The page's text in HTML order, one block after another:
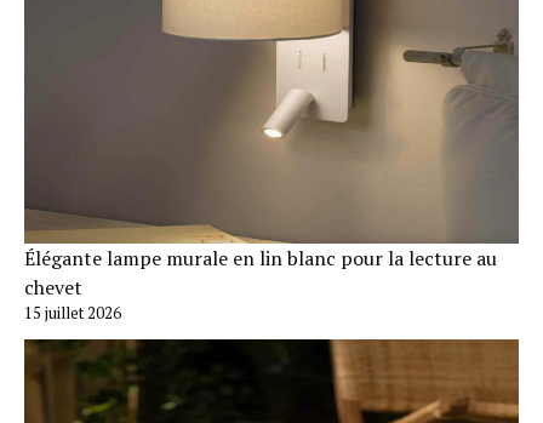
Élégante lampe murale en lin blanc pour la lecture au
chevet
15 juillet 2026